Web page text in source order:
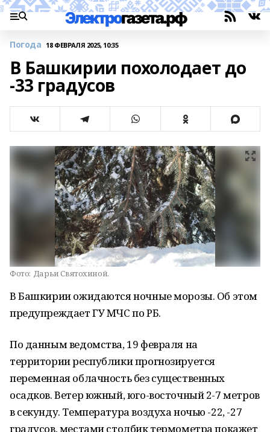
Погода 18 ФЕВРАЛЯ 2025, 10:35
В Башкирии похолодает до
-33 градусов
Фото: Дарьи Святохиной.
В Башкирии ожидаются ночные морозы. Об этом
предупреждает ГУ МЧС по РБ.
По данным ведомства, 19 февраля на
территории республики прогнозируется
переменная облачность без существенных
осадков. Ветер южный, юго-восточный 2-7 метров
в секунду. Температура воздуха ночью -22, -27
градусов, местами столбик термометра покажет